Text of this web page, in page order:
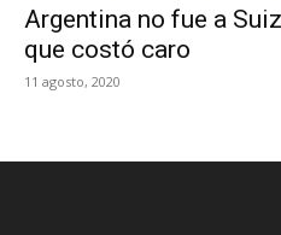
Argentina no fue a
que costó caro
11 agosto, 2020